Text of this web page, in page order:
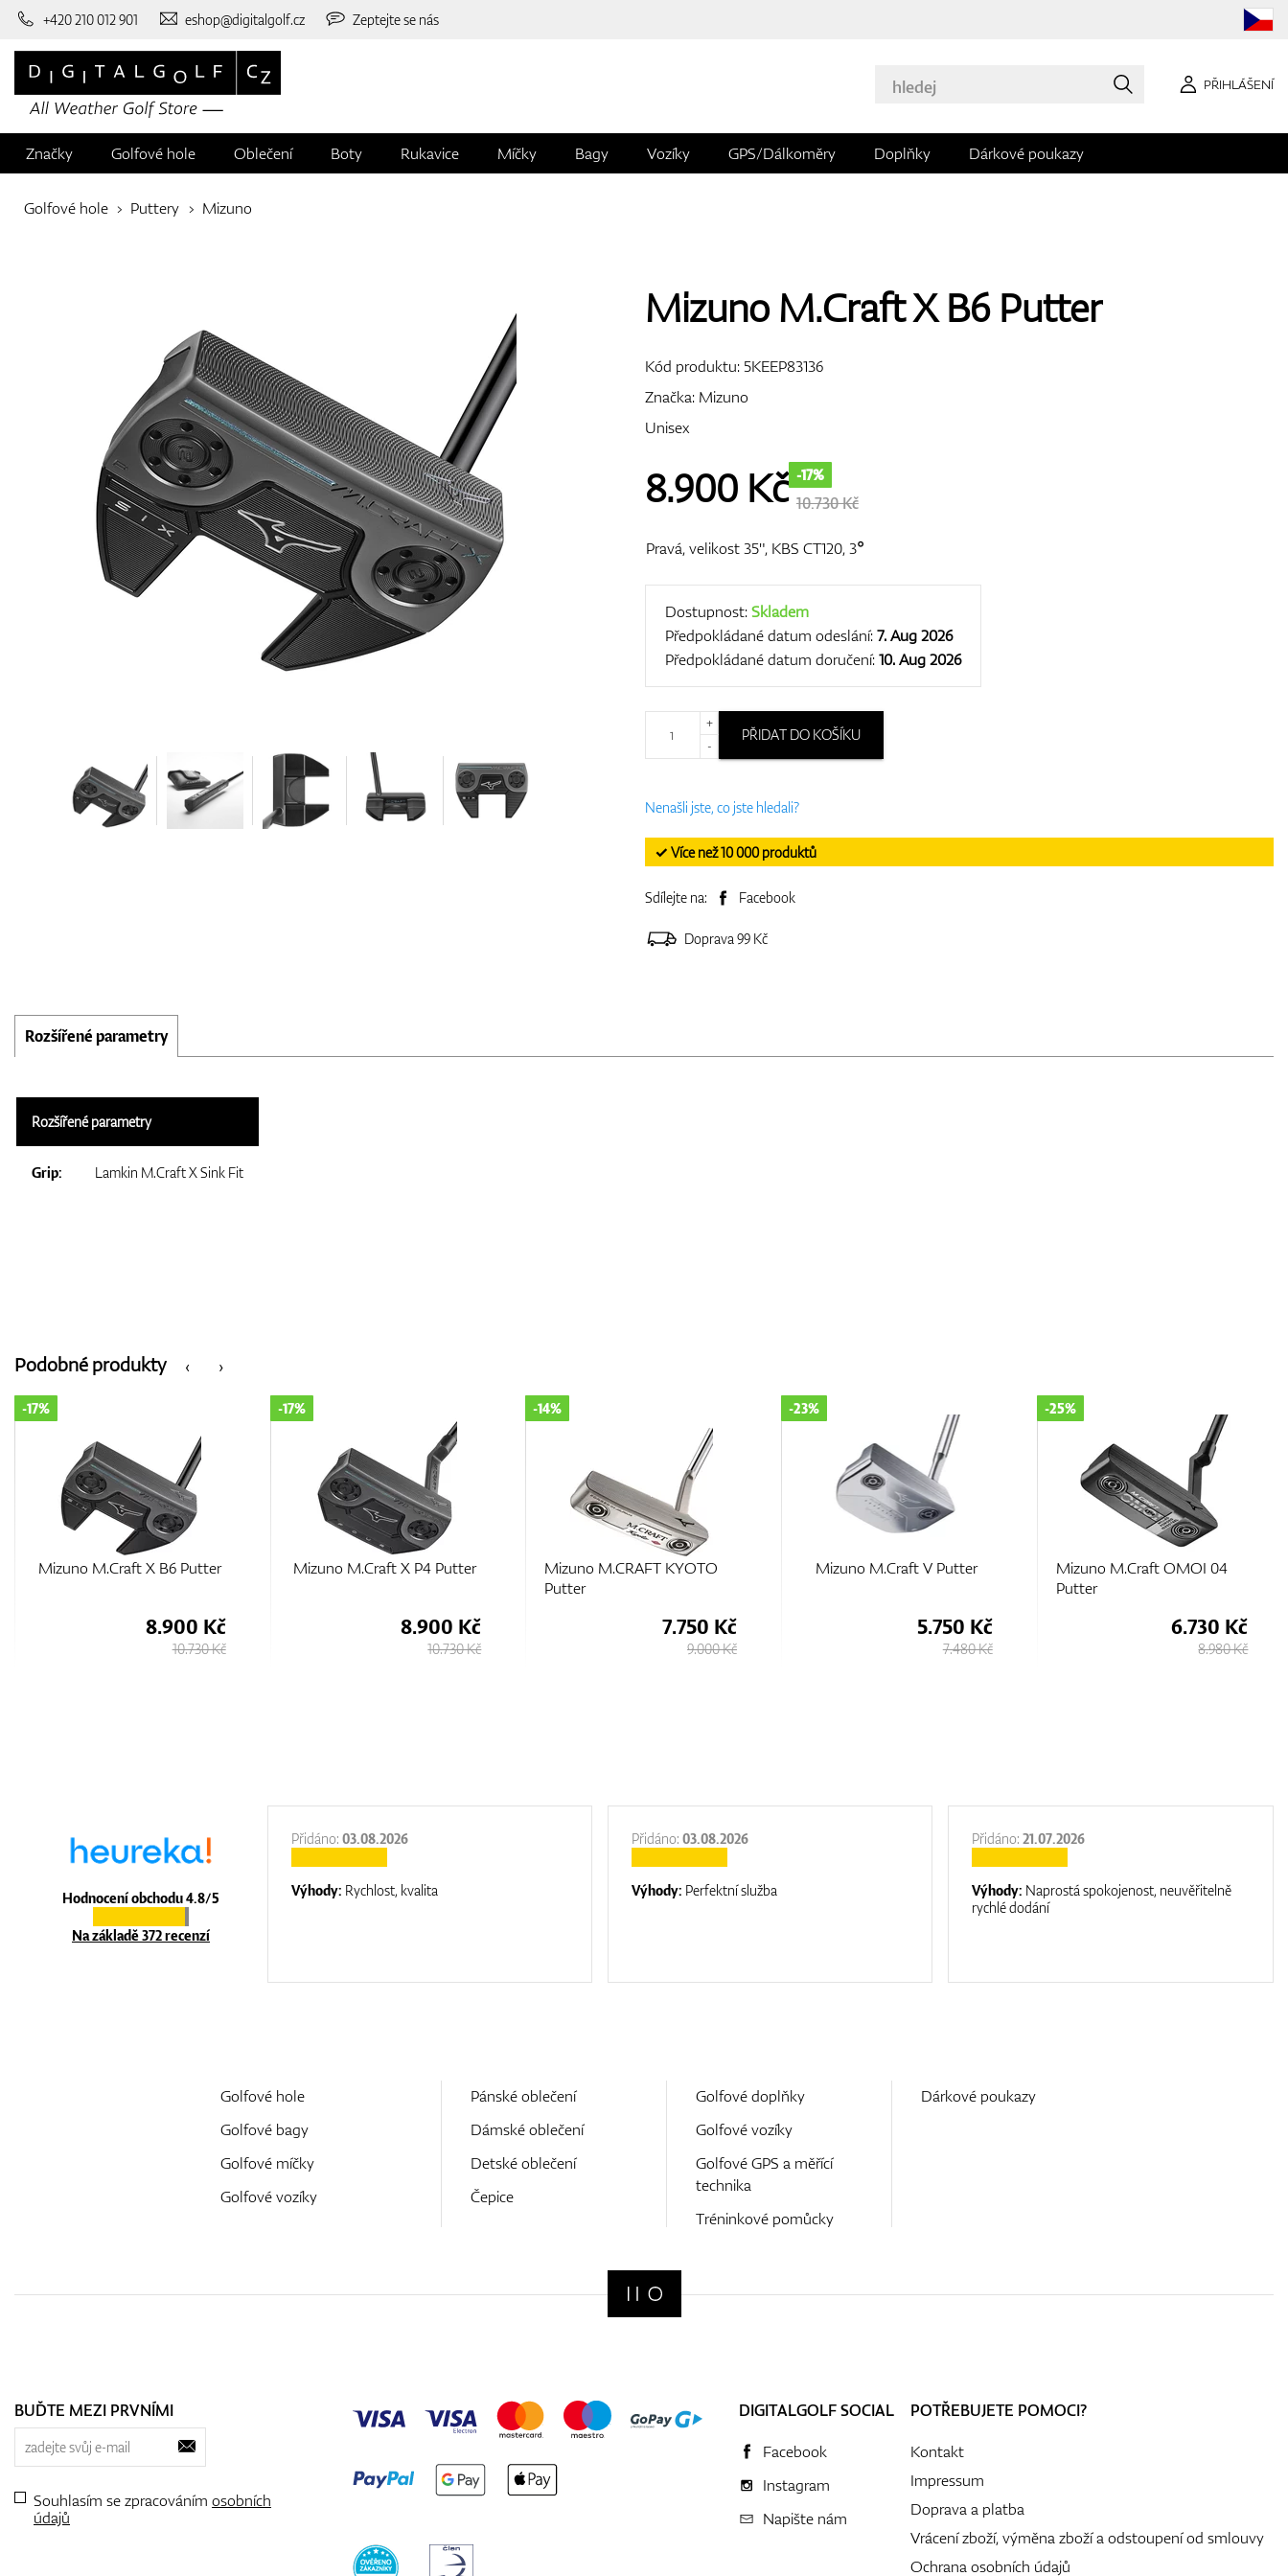
+420 210 012 901 eshop@digitalgolf.cz Zeptejte se nás
PŘIHLÁŠENÍ
Značky Golfové hole Oblečení Boty Rukavice Míčky Bagy Vozíky GPS/Dálkoměry Doplňky Dárkové poukazy
Golfové hole Puttery Mizuno
Mizuno M.Craft X B6 Putter
Kód produktu:5KEEP83136
Značka: Mizuno
Unisex
8.900Kč -17%
10.730 Kč
Pravá, velikost 35", KBS CT120, 3°
Dostupnost:Skladem
Předpokládané datum odeslání:7. Aug 2026
Předpokládané datum doručení:10. Aug 2026
+
-
PŘIDAT DO KOŠÍKU
Nenašli jste, co jste hledali?
✓ Více než 10 000 produktů
Sdílejte na: Facebook
Doprava 99 Kč
Rozšířené parametry
Rozšířené parametry
Grip: Lamkin M.Craft X Sink Fit
‹
Podobné produkty ›
Mizuno M.Craft X P4 Putter
-17%
8.900 Kč
10.730 Kč
Mizuno M.CRAFT KYOTO
-14%
7.750 Kč
9.000 Kč
Mizuno M.Craft V Putter
-23%
5.750 Kč
7.480 Kč
Mizuno M.Craft OMOI 04
-25%
6.730 Kč
8.980 Kč
Mizuno M.CRAFT NAGOYA
Putter
-14%
7.750 Kč
9.000 Kč
Hodnocení obchodu 4.8/5
Na základě 372 recenzí
Přidáno:03.08.2026
Výhody: Rychlost, kvalita
Přidáno:03.08.2026
Výhody: Perfektní služba
Přidáno:21.07.2026
Výhody: Naprostá spokojenost, neuvěřitelně
rychlé dodání
Golfové hole
Golfové bagy
Golfové míčky
Golfové vozíky
Pánské oblečení
Dámské oblečení
Detské oblečení
Čepice
Golfové doplňky
Golfové vozíky
Golfové GPS a měřící
technika
Tréninkové pomůcky
Dárkové poukazy
BUĎTE MEZI PRVNÍMI
Souhlasím se zpracováním osobních
údajů
DIGITALGOLF SOCIAL
Facebook
Instagram
Napište nám
POTŘEBUJETE POMOCI?
Kontakt
Impressum
Doprava a platba
Vrácení zboží, výměna zboží a odstoupení od smlouvy
Ochrana osobních údajů